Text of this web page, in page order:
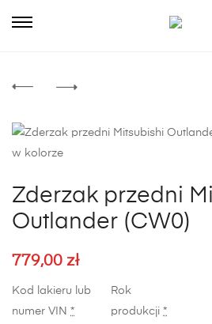
Zderzak przedni
Outlander (CW0)
779,00 zł
Kod lakieru lub
numer VIN *
Rok
produkcji *